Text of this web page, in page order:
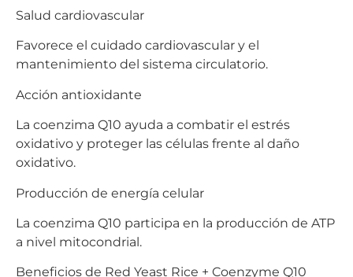
Salud cardiovascular
Favorece el cuidado cardiovascular y el
mantenimiento del sistema circulatorio.
Acción antioxidante
La coenzima Q10 ayuda a combatir el estrés
oxidativo y proteger las células frente al daño
oxidativo.
Producción de energía celular
La coenzima Q10 participa en la producción de ATP
a nivel mitocondrial.
Beneficios de Red Yeast Rice + Coenzyme Q10